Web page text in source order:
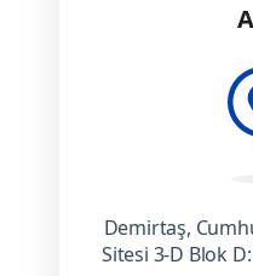
Demirtaş,
Sitesi 3-D Blok